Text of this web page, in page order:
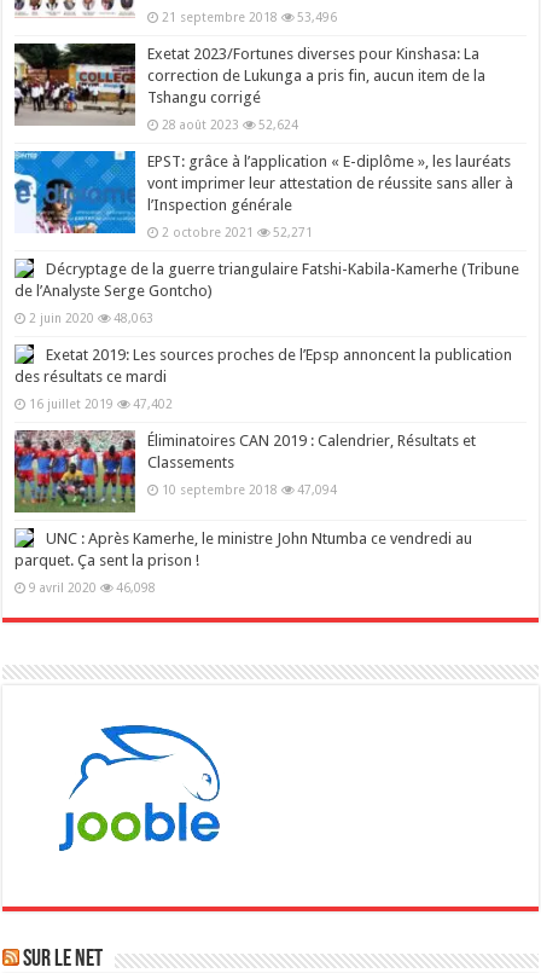
21 septembre 2018 53,496
Exetat 2023/Fortunes diverses pour Kinshasa: La
correction de Lukunga a pris fin, aucun item de la
Tshangu corrigé
28 août 2023 52,624
EPST: grâce à l’application « E-diplôme », les lauréats
vont imprimer leur attestation de réussite sans aller à
l’Inspection générale
2 octobre 2021 52,271
Décryptage de la guerre triangulaire Fatshi-Kabila-Kamerhe (Tribune
de l’Analyste Serge Gontcho)
2 juin 2020 48,063
Exetat 2019: Les sources proches de l’Epsp annoncent la publication
des résultats ce mardi
16 juillet 2019 47,402
Éliminatoires CAN 2019 : Calendrier, Résultats et
Classements
10 septembre 2018 47,094
UNC : Après Kamerhe, le ministre John Ntumba ce vendredi au
parquet. Ça sent la prison !
9 avril 2020 46,098
Sur le NET